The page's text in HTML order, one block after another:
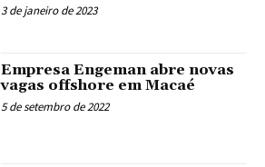
3 de janeiro de 2023
Empresa Engeman abre novas
vagas offshore em Macaé
5 de setembro de 2022